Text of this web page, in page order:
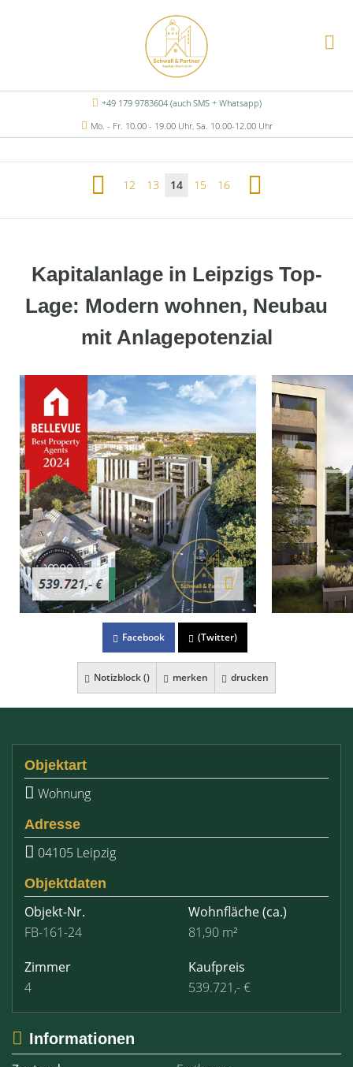
+49 179 9783604 (auch SMS + Whatsapp)
Mo. - Fr. 10.00 - 19.00 Uhr, Sa. 10.00-12.00 Uhr
12 13 14 15 16
Kapitalanlage in Leipzigs Top-
Lage: Modern wohnen, Neubau
mit Anlagepotenzial
539.721,- €
Facebook (Twitter)
Notizblock () merken drucken
Objektart
Wohnung
Adresse
04105 Leipzig
Objektdaten
Objekt-Nr.
FB-161-24
Wohnfläche(ca.)
81,90 m²
Zimmer
4
Kaufpreis
539.721,- €
Informationen